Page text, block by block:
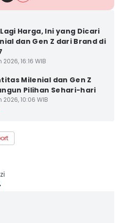
Harga, Ini yang Dicari
dan Gen Z dari Brand di
2026, 16:16 WIB
Milenial dan Gen Z
Pilihan Sehari-hari
2026, 10:06 WIB